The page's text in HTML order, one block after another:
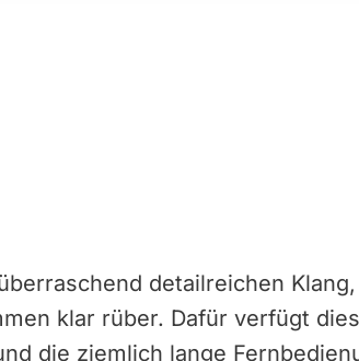
detailreichen
klar rüber. Dafür verfügt
die ziemlich lange